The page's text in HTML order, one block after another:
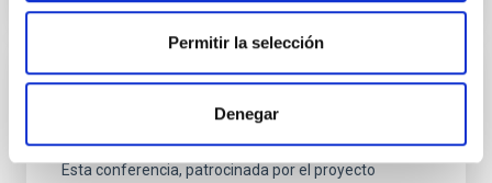
Permitir la selección
Denegar
Galactic Science and CMB foregrounds
Esta conferencia, patrocinada por el proyecto